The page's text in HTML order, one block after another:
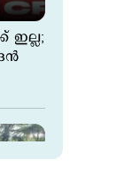
ഇല്ല;